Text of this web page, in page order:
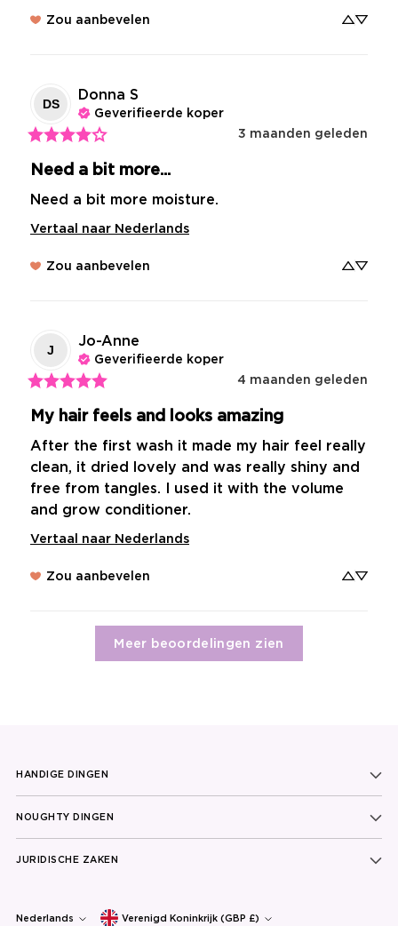
Zou aanbevelen
DS
Donna S
Geverifieerde koper
3 maanden geleden
Need a bit more...
Need a bit more moisture.
Vertaal naar Nederlands
Zou aanbevelen
J
Jo-Anne
Geverifieerde koper
4 maanden geleden
My hair feels and looks amazing
After the first wash it made my hair feel really
clean, it dried lovely and was really shiny and
free from tangles. I used it with the volume
and grow conditioner.
Vertaal naar Nederlands
Zou aanbevelen
Meer beoordelingen zien
HANDIGE DINGEN
NOUGHTY DINGEN
JURIDISCHE ZAKEN
Nederlands Verenigd Koninkrijk (GBP £)